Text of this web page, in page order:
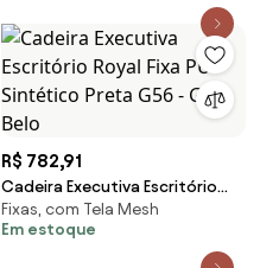
R$ 782,91
Cadeira Executiva Escritório
Royal Fixa PU Sintético Preta
G56 - Gran Belo
Fixas, com Tela Mesh
Em estoque